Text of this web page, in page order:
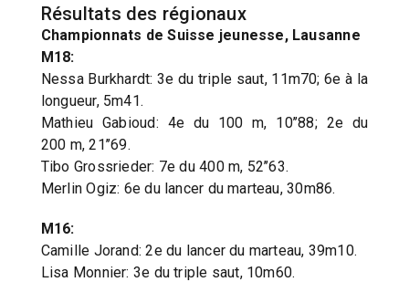
Résultats des régionaux
Championnats de Suisse jeunesse, Lausanne
M18:
Nessa Burkhardt: 3e du triple saut, 11m70; 6e à la
longueur, 5m41.
Mathieu Gabioud: 4e du 100 m, 10’’88; 2e du
200 m, 21’’69.
Tibo Grossrieder: 7e du 400 m, 52’’63.
Merlin Ogiz: 6e du lancer du marteau, 30m86.
M16:
Camille Jorand: 2e du lancer du marteau, 39m10.
Lisa Monnier: 3e du triple saut, 10m60.